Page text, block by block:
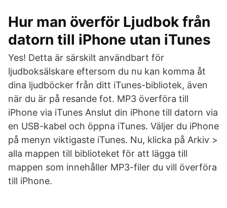
Hur man överför Ljudbok från
datorn till iPhone utan iTunes
Yes! Detta är särskilt användbart för
ljudboksälskare eftersom du nu kan komma åt
dina ljudböcker från ditt iTunes-bibliotek, även
när du är på resande fot. MP3 överföra till
iPhone via iTunes Anslut din iPhone till datorn via
en USB-kabel och öppna iTunes. Väljer du iPhone
på menyn viktigaste iTunes. Nu, klicka på Arkiv >
alla mappen till biblioteket för att lägga till
mappen som innehåller MP3-filer du vill överföra
till iPhone.